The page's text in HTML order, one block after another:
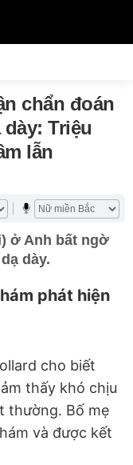
chẩn đoán
Triệu
lẫn
ở Anh bất ngờ
dày.
phát hiện
cho biết
thấy khó chịu
thường. Bố mẹ
và được kết